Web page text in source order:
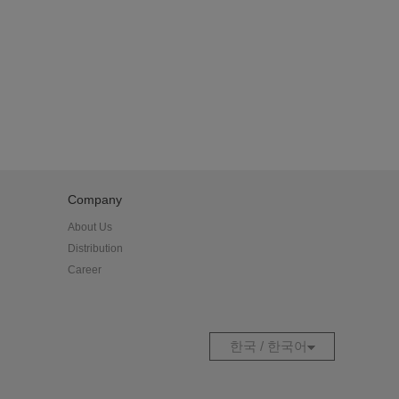
Company
About Us
Distribution
Career
한국 / 한국어